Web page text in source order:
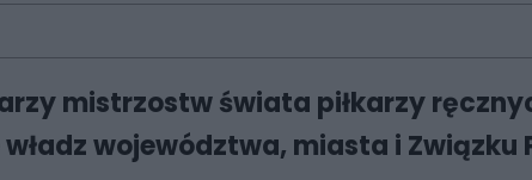
mistrzostw świata piłkarzy
województwa, miasta i Związku